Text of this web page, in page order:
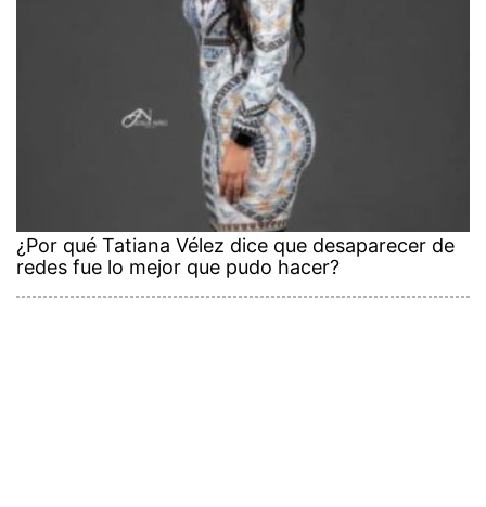
¿Por qué Tatiana Vélez dice que desaparecer de
redes fue lo mejor que pudo hacer?